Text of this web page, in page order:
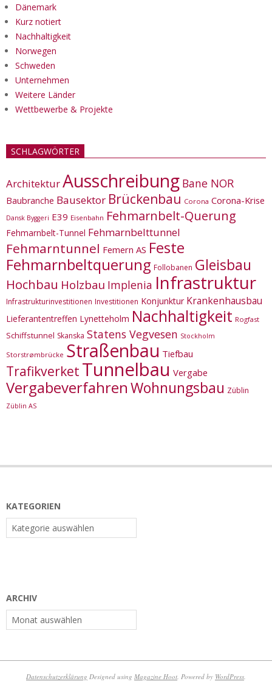
Dänemark
Kurz notiert
Nachhaltigkeit
Norwegen
Schweden
Unternehmen
Weitere Länder
Wettbewerbe & Projekte
SCHLAGWÖRTER
ArchitekturAusschreibung Bane NOR
Baubranche Bausektor Brückenbau Corona Corona-Krise
Dansk Byggeri E39 Eisenbahn Fehmarnbelt-Querung
Fehmarnbelt-Tunnel Fehmarnbelttunnel
Fehmarntunnel Femern AS Feste
Fehmarnbeltquerung Follobanen Gleisbau
Hochbau Holzbau Implenia Infrastruktur
Infrastrukturinvestitionen Investitionen Konjunktur Krankenhausbau
Lieferantentreffen Lynetteholm Nachhaltigkeit Rogfast
Schiffstunnel Skanska Statens Vegvesen Stockholm
Storstrømbrücke Straßenbau Tiefbau
Trafikverket Tunnelbau Vergabe
VergabeverfahrenWohnungsbau Züblin
Züblin AS
KATEGORIEN
Kategorien
ARCHIV
Archiv
Datenschutzerklärung Designed using Magazine Hoot . Powered by WordPress